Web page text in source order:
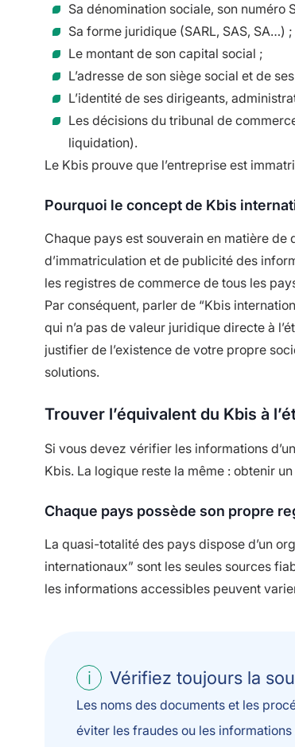
Sa dénomination sociale, son numéro
Sa forme juridique (SARL, SAS, SA…) ;
Le montant de son capital social ;
L’adresse de son siège social et de
L’identité de ses dirigeants,
Les décisions du tribunal de
liquidation).
Le Kbis prouve que l’entreprise est
Pourquoi le concept de Kbis
Chaque pays est souverain en matière
d’immatriculation et de publicité des
les registres de commerce de tous les
Par conséquent, parler de “Kbis
qui n’a pas de valeur juridique directe à
justifier de l’existence de votre propre
solutions.
Trouver l’équivalent du Kbis à
Si vous devez vérifier les informations
Kbis. La logique reste la même : obtenir
Chaque pays possède son propre
La quasi-totalité des pays dispose d’un
internationaux” sont les seules sources
les informations accessibles peuvent
Vérifiez toujours la
Les noms des documents et les
éviter les fraudes ou les